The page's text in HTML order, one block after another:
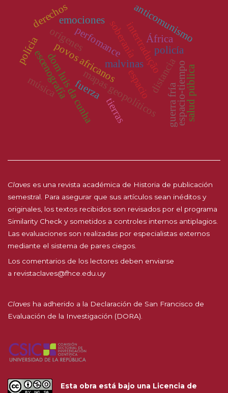
dom luis da cunha
soberanía
orígenes
malvinasintertradução
povos africanos
mapas geopolíticos
África
fuerza
emociones
escenografía
perfomance
espaciodistancia
derechos
policía
música
anticomunismo
guerra fría
polícia
espacio-tiemposalud pública
tierras
Claves es una revista académica de Historia de publicación
semestral. Para asegurar que sus artículos sean inéditos y
originales, los textos recibidos son revisados por el programa
Similarity Check y sometidos a controles internos antiplagios.
Las evaluaciones son realizadas por especialistas externos
mediante el sistema de pares ciegos.
Los comentarios de los lectores deben enviarse
a revistaclaves@fhce.edu.uy
Claves ha adherido a la Declaración de San Francisco de
Evaluación de la Investigación (DORA).
Esta obra está bajo una Licencia de